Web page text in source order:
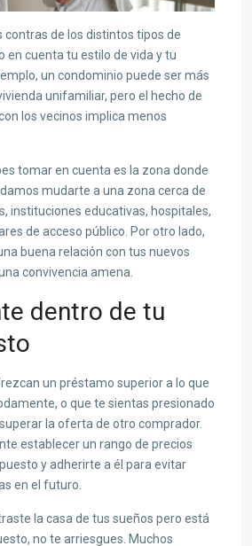
contras de los distintos tipos de
en cuenta tu estilo de vida y tu
un condominio puede ser más
unifamiliar, pero el hecho de
los vecinos implica menos
tomar en cuenta es la zona donde
mudarte a una zona cerca de
instituciones educativas, hospitales,
de acceso público. Por otro lado,
buena relación con tus nuevos
convivencia amena.
dentro de tu
un préstamo superior a lo que
o que te sientas presionado
la oferta de otro comprador.
establecer un rango de precios
y adherirte a él para evitar
en el futuro.
la casa de tus sueños pero está
no te arriesgues. Muchos